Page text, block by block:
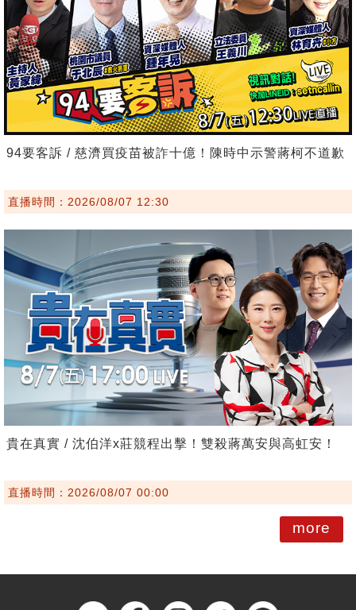
94要客訴 / 慈濟買疫苗被詐十億！陳時中示警蔣柯不道歉
直播時間：2026/08/07 12:30
貴在真實 / 沈伯洋x莊競程出擊！雙殺蔣萬安與高虹安！
直播時間：2026/08/07 00:00
more